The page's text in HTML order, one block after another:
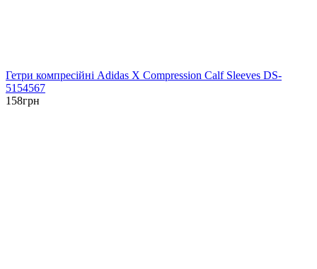
Гетри компресійні Adidas X Compression Calf Sleeves DS-
5154567
158грн